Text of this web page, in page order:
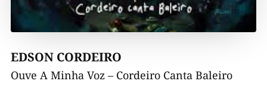
EDSON CORDEIRO
Ouve A Minha Voz – Cordeiro Canta Baleiro